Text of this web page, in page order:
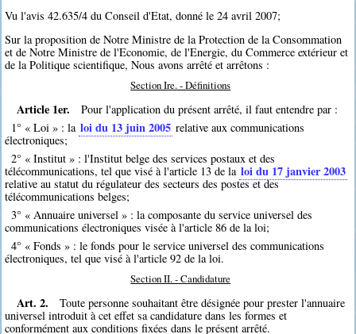
Vu l'avis 42.635/4 du Conseil d'Etat, donné le 24 avril 2007;
Sur la proposition de Notre Ministre de la Protection de la Consommation
et de Notre Ministre de l'Economie, de l'Energie, du Commerce extérieur et
de la Politique scientifique, Nous avons arrêté et arrêtons :
Section Ire. - Définitions
Article 1er.
Pour l'application du présent arrêté, il faut entendre par :
1° « Loi » : la loi du 13 juin 2005 relative aux communications
électroniques;
2° « Institut » : l'Institut belge des services postaux et des
télécommunications, tel que visé à l'article 13 de la loi du 17 janvier 2003
relative au statut du régulateur des secteurs des postes et des
télécommunications belges;
3° « Annuaire universel » : la composante du service universel des
communications électroniques visée à l'article 86 de la loi;
4° « Fonds » : le fonds pour le service universel des communications
électroniques, tel que visé à l'article 92 de la loi.
Section II. - Candidature
Art. 2.
Toute personne souhaitant être désignée pour prester l'annuaire
universel introduit à cet effet sa candidature dans les formes et
conformément aux conditions fixées dans le présent arrêté.